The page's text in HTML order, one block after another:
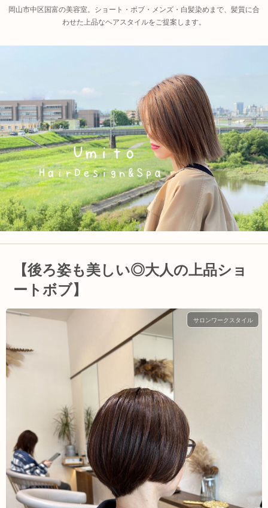
岡山市中区国富の美容室。ショート・ボブ・メンズ・白髪染めまで、髪質に合
わせた上品なヘアスタイルをご提案します。
【後ろ姿も美しい◎大人の上品ショ
ートボブ】
サロンワークスタイル